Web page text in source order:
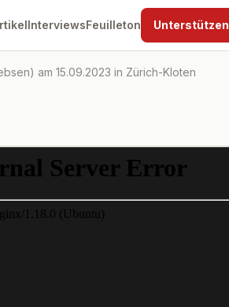
InterviewsFeuilleton Unterstützen
am 15.09.2023 in Zürich-Kloten